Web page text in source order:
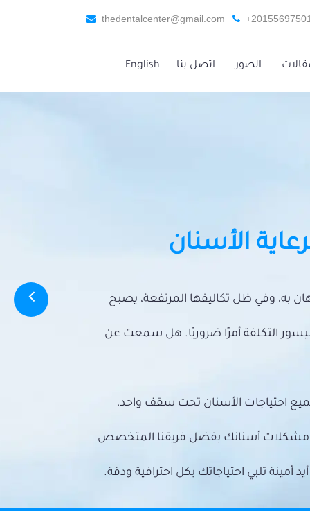
thedentalcenter@gmail.com
الصور اتصل بنا English
الأسنان
به، وفي ظل تكاليفها المرتفعة، يصبح
التكلفة أمرًا ضروريًا. هل سمعت عن
احتياجات الأسنان تحت سقف واحد،
مشكلات أسنانك بفضل فريقنا المتخصص
تلبي احتياجاتك بكل احترافية ودقة.